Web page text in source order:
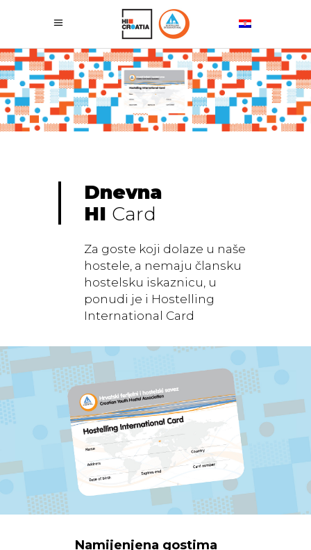
Dnevna
HI Card
Za goste koji dolaze u naše
hostele, a nemaju člansku
hostelsku iskaznicu, u
ponudi je i Hostelling
International Card
Namijenjena gostima